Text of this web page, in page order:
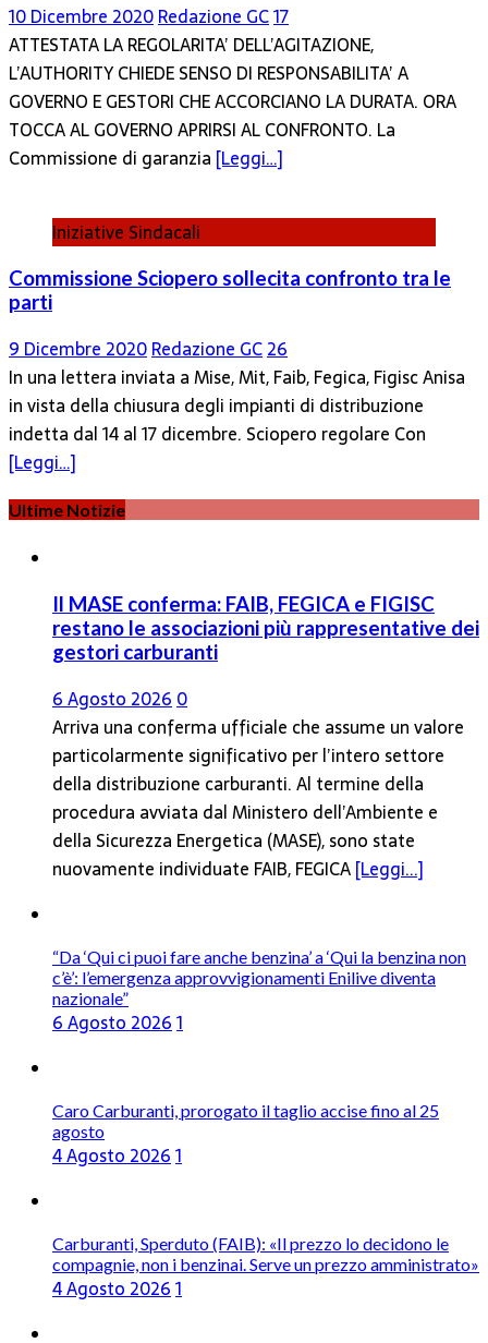
10 Dicembre 2020Redazione GC17
ATTESTATA LA REGOLARITA’ DELL’AGITAZIONE,
L’AUTHORITY CHIEDE SENSO DI RESPONSABILITA’ A
GOVERNO E GESTORI CHE ACCORCIANO LA DURATA. ORA
TOCCA AL GOVERNO APRIRSI AL CONFRONTO. La
Commissione di garanzia [Leggi…]
Iniziative Sindacali
Commissione Sciopero sollecita confronto tra le
parti
9 Dicembre 2020Redazione GC26
In una lettera inviata a Mise, Mit, Faib, Fegica, Figisc Anisa
in vista della chiusura degli impianti di distribuzione
indetta dal 14 al 17 dicembre. Sciopero regolare Con
[Leggi…]
Ultime Notizie
Il MASE conferma: FAIB, FEGICA e FIGISC
restano le associazioni più rappresentative dei
gestori carburanti
6 Agosto 2026 0
Arriva una conferma ufficiale che assume un valore
particolarmente significativo per l’intero settore
della distribuzione carburanti. Al termine della
procedura avviata dal Ministero dell’Ambiente e
della Sicurezza Energetica (MASE), sono state
nuovamente individuate FAIB, FEGICA[Leggi...]
“Da ‘Qui ci puoi fare anche benzina’ a ‘Qui la benzina non
c’è’: l’emergenza approvvigionamenti Enilive diventa
nazionale”
6 Agosto 20261
Caro Carburanti, prorogato il taglio accise fino al 25
agosto
4 Agosto 20261
Carburanti, Sperduto (FAIB): «Il prezzo lo decidono le
compagnie, non i benzinai. Serve un prezzo amministrato»
4 Agosto 20261